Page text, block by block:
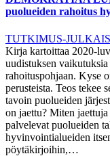
puolueiden rahoitus
TUTKIMUS-
Kirja kartoittaa 2020-
uudistuksen
rahoituspohjaan. Kyse
perusteista. Teos tekee
tavoin puolueiden
on jaettu? Miten
palvelevat puolueiden
hyvinvointialueiden
pöytäkirjoihin,…